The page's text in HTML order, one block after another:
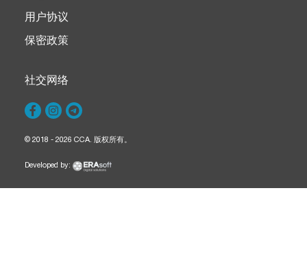
用户协议
保密政策
社交网络
© 2018 - 2026 CCA. 版权所有。
Developed by: